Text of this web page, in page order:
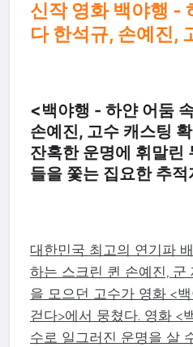
신작 영화 백야행 -
다 한석규, 손예진,
<백야행 - 하얀 어둠
손예진, 고수 캐스팅
잔혹한 운명에 휘말린
들을 쫓는 집요한 추적
대한민국 최고의 연기파
하는 스크린 퀸 손예진,
을 모으던 고수가 영화 <
걷다>에서 뭉쳤다. 영화 <
수로 일그러진 운명을 살